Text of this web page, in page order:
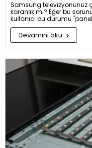
Samsung televizyonunuz
karanlık mı? Eğer bu
kullanıcı bu durumu
çok ucuza elden
olan LED barların ömrünü
Devamını oku